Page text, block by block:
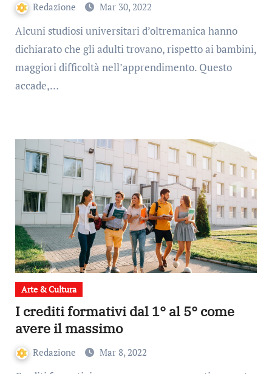
Redazione Mar 30, 2022
Alcuni studiosi universitari d’oltremanica hanno
dichiarato che gli adulti trovano, rispetto ai bambini,
maggiori difficoltà nell’apprendimento. Questo
accade,…
Arte & Cultura
I crediti formativi dal 1° al 5° come
avere il massimo
Redazione Mar 8, 2022